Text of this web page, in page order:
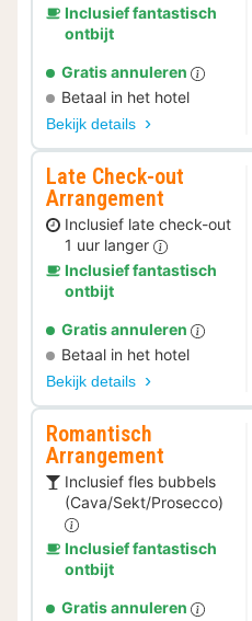
Inclusief fantastisch
ontbijt
Gratis annuleren
Betaal in het hotel
Bekijk details
Late Check-out
Arrangement
Inclusief late check-out
1 uur langer
Inclusief fantastisch
ontbijt
Gratis annuleren
Betaal in het hotel
Bekijk details
Romantisch
Arrangement
Inclusief fles bubbels
(Cava/Sekt/Prosecco)
Inclusief fantastisch
ontbijt
Gratis annuleren